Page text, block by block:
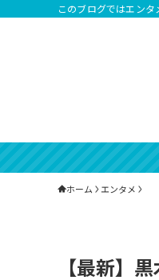
このブログではエンタ
ホーム エンタメ
【最新】